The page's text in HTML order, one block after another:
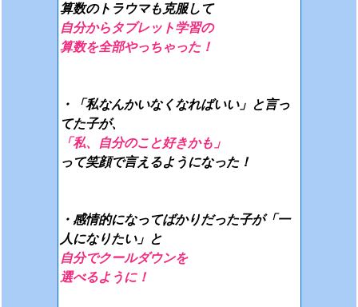
算数のトラウマも克服して
自分からタブレット学習の
算数を全部やっちゃった！
・「私なんかいなくなればいい」 と言っ
てた子が、
「私、自分のこと好きかも」
って笑顔で言えるようになった！
・感情的になってばかりだった子が「一
人になりたい」と
自分でクールダウンを
選べるように！